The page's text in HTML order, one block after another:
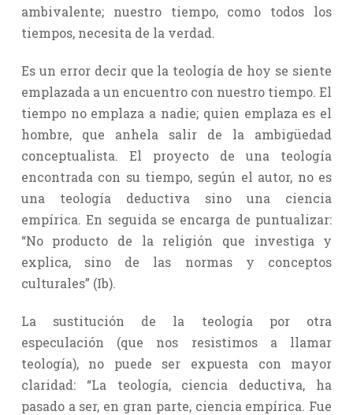
ambivalente; nuestro tiempo, como todos los
tiempos, necesita de la verdad.
Es un error decir que la teología de hoy se siente
emplazada a un encuentro con nuestro tiempo. El
tiempo no emplaza a nadie; quien emplaza es el
hombre, que anhela salir de la ambigüedad
conceptualista. El proyecto de una teología
encontrada con su tiempo, según el autor, no es
una teología deductiva sino una ciencia
empírica. En seguida se encarga de puntualizar:
“No producto de la religión que investiga y
explica, sino de las normas y conceptos
culturales” (Ib).
La sustitución de la teología por otra
especulación (que nos resistimos a llamar
teología), no puede ser expuesta con mayor
claridad: “La teología, ciencia deductiva, ha
pasado a ser, en gran parte, ciencia empírica. Fue